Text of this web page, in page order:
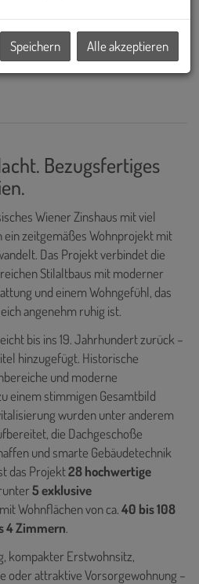
Bezugsfertiges
Wiener Zinshaus mit viel
ein zeitgemäßes Wohnprojekt mit
Das Projekt verbindet die
Stilaltbaus mit moderner
und einem Wohngefühl, das
angenehm ruhig ist.
bis ins 19. Jahrhundert zurück –
hinzugefügt. Historische
und moderne
einem stimmigen Gesamtbild
wurden unter anderem
die Dachgeschoße
und smarte Gebäudetechnik
das Projekt28 hochwertige
5 exklusive
Wohnflächen von ca.40 bis 108
4 Zimmern.
kompakter Erstwohnsitz,
oder attraktive Vorsorgewohnung –
Speichern Alle akzeptieren